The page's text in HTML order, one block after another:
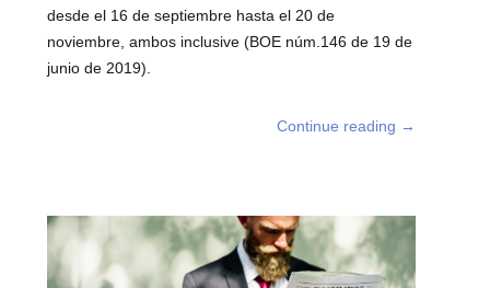
desde el 16 de septiembre hasta el 20 de
noviembre, ambos inclusive (BOE núm.146 de 19 de
junio de 2019).
Continue reading →